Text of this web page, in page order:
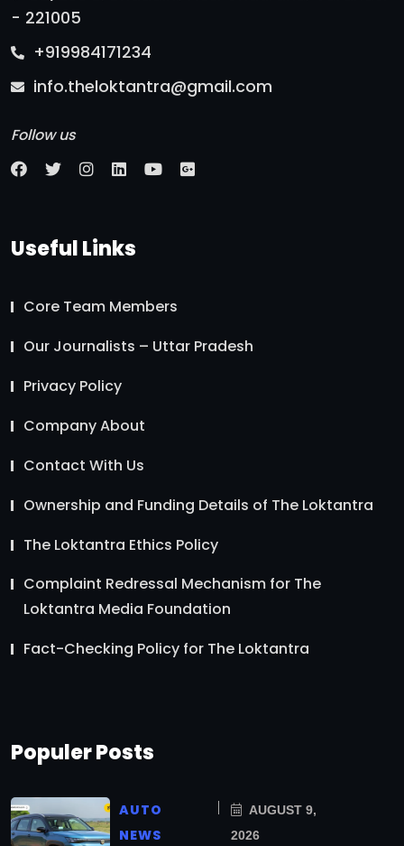
- 221005
+919984171234
info.theloktantra@gmail.com
Follow us
Useful Links
Core Team Members
Our Journalists – Uttar Pradesh
Privacy Policy
Company About
Contact With Us
Ownership and Funding Details of The Loktantra
The Loktantra Ethics Policy
Complaint Redressal Mechanism for The
Loktantra Media Foundation
Fact-Checking Policy for The Loktantra
Populer Posts
AUTO
NEWS
AUGUST 9,
2026